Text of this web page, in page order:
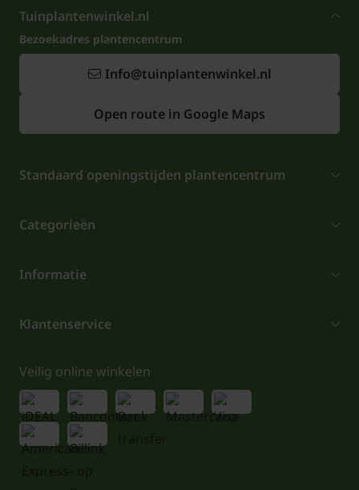
Tuinplantenwinkel.nl
Bezoekadres plantencentrum
Info@tuinplantenwinkel.nl
Open route in Google Maps
Standaard openingstijden plantencentrum
Categorieën
Informatie
Klantenservice
Veilig online winkelen